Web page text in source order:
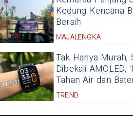
Kedung Kencana
Bersih
MAJALENGKA
Tak Hanya Murah,
Dibekali AMOLED,
Tahan Air dan
TREND